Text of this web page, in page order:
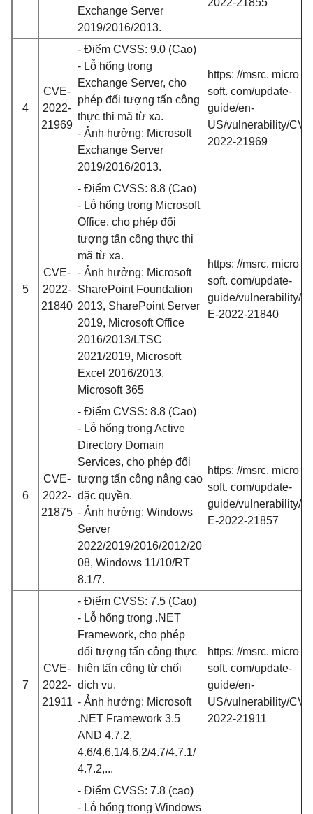
Exchange Server
2019/2016/2013.
2022-21855
4
CVE-
2022-
21969
- Điểm CVSS: 9.0 (Cao)
- Lỗ hổng trong
Exchange Server, cho
phép đối tượng tấn công
thực thi mã từ xa.
- Ảnh hưởng: Microsoft
Exchange Server
2019/2016/2013.
https: //msrc. micro
soft. com/update-
guide/en-
US/vulnerability/
2022-21969
5
CVE-
2022-
21840
- Điểm CVSS: 8.8 (Cao)
- Lỗ hổng trong Microsoft
Office, cho phép đối
tượng tấn công thực thi
mã từ xa.
- Ảnh hưởng: Microsoft
SharePoint Foundation
2013, SharePoint Server
2019, Microsoft Office
2016/2013/LTSC
2021/2019, Microsoft
Excel 2016/2013,
Microsoft 365
https: //msrc. micro
soft. com/update-
guide/vulnerability/
E-2022-21840
6
CVE-
2022-
21875
- Điểm CVSS: 8.8 (Cao)
- Lỗ hổng trong Active
Directory Domain
Services, cho phép đối
tượng tấn công nâng cao
đặc quyền.
- Ảnh hưởng: Windows
Server
2022/2019/2016/2012/20
08, Windows 11/10/RT
8.1/7.
https: //msrc. micro
soft. com/update-
guide/vulnerability/
E-2022-21857
7
CVE-
2022-
21911
- Điểm CVSS: 7.5 (Cao)
- Lỗ hổng trong .NET
Framework, cho phép
đối tượng tấn công thực
hiện tấn công từ chối
dịch vụ.
- Ảnh hưởng: Microsoft
.NET Framework 3.5
AND 4.7.2,
4.6/4.6.1/4.6.2/4.7/4.7.1/
4.7.2,...
https: //msrc. micro
soft. com/update-
guide/en-
US/vulnerability/
2022-21911
- Điểm CVSS: 7.8 (cao)
- Lỗ hổng trong Windows